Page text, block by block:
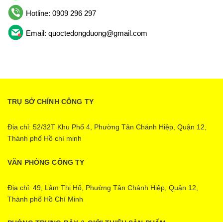
Hotline: 0909 296 297
Email: quoctedongduong@gmail.com
TRỤ SỞ CHÍNH CÔNG TY
Địa chỉ: 52/32T Khu Phố 4, Phường Tân Chánh Hiệp, Quận 12,
Thành phố Hồ chí minh
VĂN PHÒNG CÔNG TY
Địa chỉ: 49, Lâm Thị Hố, Phường Tân Chánh Hiệp, Quận 12,
Thành phố Hồ Chí Minh